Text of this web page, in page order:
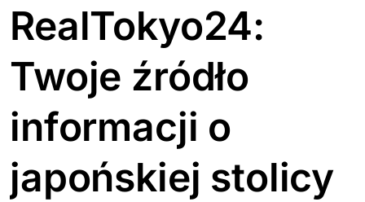
RealTokyo24:
Twoje źródło
informacji o
japońskiej stolicy